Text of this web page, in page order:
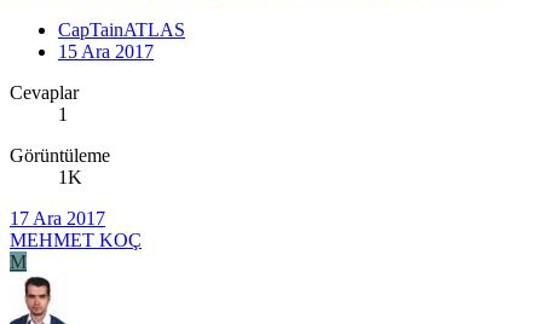
CapTainATLAS
15 Ara 2017
Cevaplar
1
Görüntüleme
1K
17 Ara 2017
MEHMET KOÇ
M